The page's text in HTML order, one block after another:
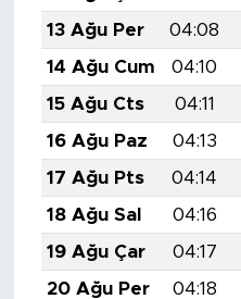
13 Ağu Per
04:08
14 Ağu Cum
04:10
15 Ağu Cts
04:11
16 Ağu Paz
04:13
17 Ağu Pts
04:14
18 Ağu Sal
04:16
19 Ağu Çar
04:17
20 Ağu Per
04:18